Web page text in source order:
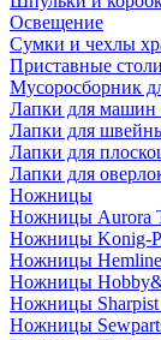
Освещение
Сумки и чехлы
Приставные
Мусоросборник
Лапки для машин
Лапки для
Лапки для
Лапки для
Ножницы
Ножницы Aurora
Ножницы Konig-
Ножницы
Ножницы
Ножницы Sharpist
Ножницы